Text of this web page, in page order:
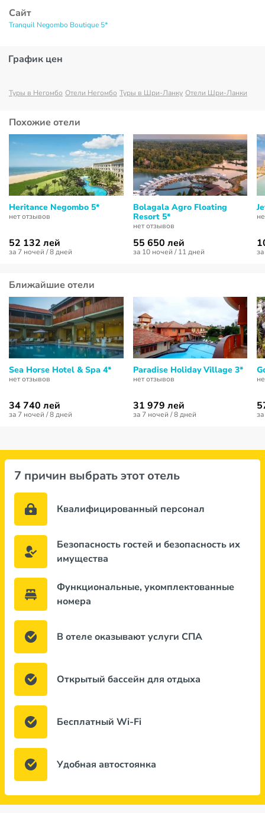
Сайт
Tranquil Negombo Boutique 5*
График цен
Туры в Негомбо Отели Негомбо Туры в Шри-Ланку Отели Шри-Ланки
Похожие отели
Heritance Negombo 5*
нет отзывов
52 132 лей
за 7 ночей / 8 дней
Bolagala Agro Floating
Resort 5*
нет отзывов
55 650 лей
за 10 ночей / 11 дней
Ближайшие отели
Sea Horse Hotel & Spa 4*
нет отзывов
34 740 лей
за 7 ночей / 8 дней
Paradise Holiday Village 3*
нет отзывов
31 979 лей
за 7 ночей / 8 дней
7 причин выбрать этот отель
Квалифицированный персонал
Безопасность гостей и безопасность их
имущества
Функциональные, укомплектованные
номера
В отеле оказывают услуги СПА
Открытый бассейн для отдыха
Бесплатный Wi-Fi
Удобная автостоянка